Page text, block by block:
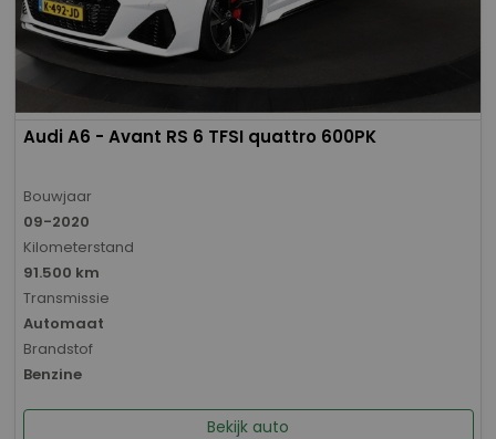
Audi A6 - Avant RS 6 TFSI quattro 600PK
Bouwjaar
09-2020
Kilometerstand
91.500 km
Transmissie
Automaat
Brandstof
Benzine
Bekijk auto